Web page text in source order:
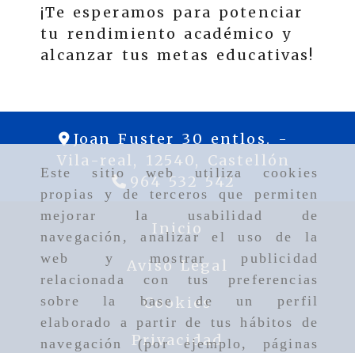
Este sitio web utiliza cookies
propias y de terceros que permiten
mejorar la usabilidad de
navegación, analizar el uso de la
web y mostrar publicidad
relacionada con tus preferencias
sobre la base de un perfil
elaborado a partir de tus hábitos de
navegación (por ejemplo, páginas
¡Te esperamos para potenciar
tu rendimiento académico y
alcanzar tus metas educativas!
Joan Fuster 30 entlos. -
Vila-real,
12540, Castellón
964 532 542
Inicio
Aviso Legal
Cookies
Privacidad